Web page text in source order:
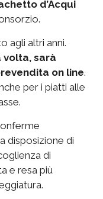
d’Acqui
agli altri anni.
volta, sarà
on line.
per i piatti alle
a disposizione di
di
e resa più